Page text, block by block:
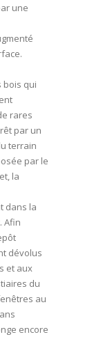
une
bois qui
rares
par un
terrain
par le
la
dans la
Afin
dévolus
et aux
du
au
encore